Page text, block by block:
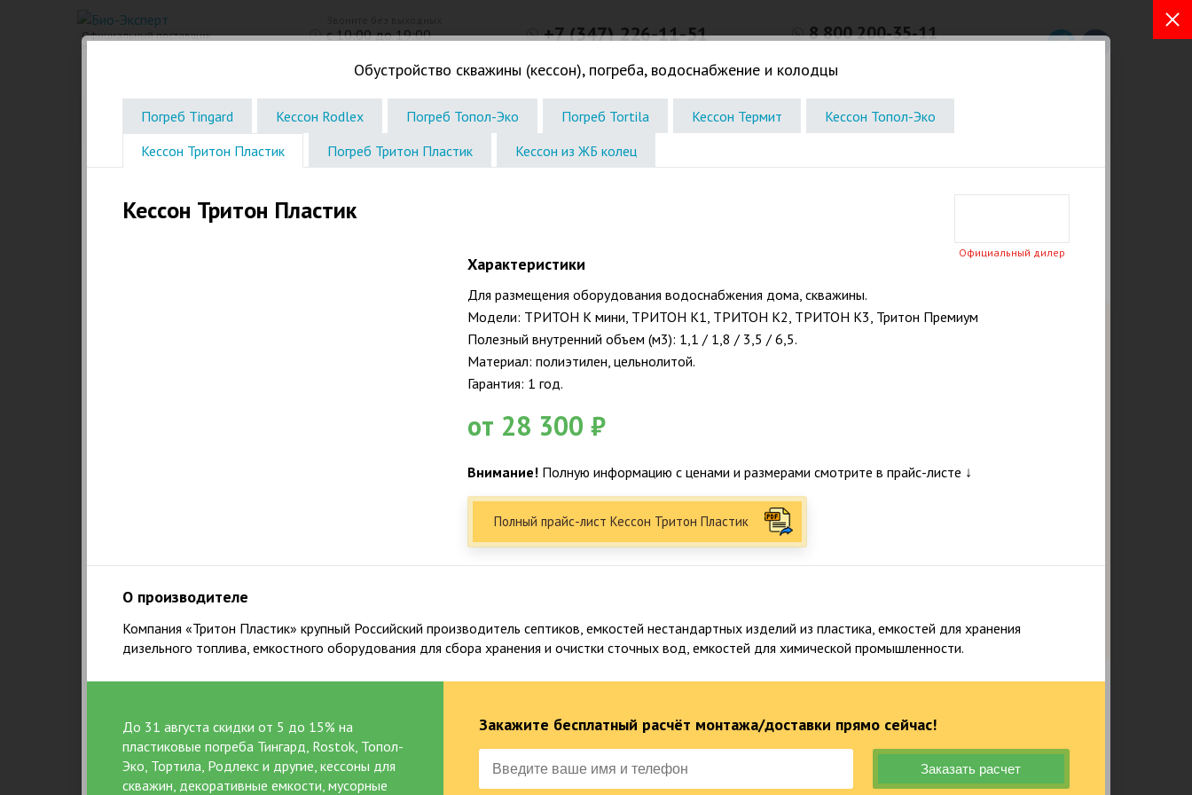
Подтверждаю ознакомление и даю
Политика конфиденциальности
Официальный поставщик
с 10:00 до 19:00 +7 (347) 226-11-51 8 800 200-35-11
регионов РФ
Био Станции Пластиковые септики. Емкости Погреба. Кессоны Жироловки. КНС. Дачное Водоочистка. Услуги Отзывы
НАШ ПРИНЦИП 15 25 218
Обустройство скважины (кессон), погреба, водоснабжение и колодцы
Погреб Tingard Кессон Rodlex Погреб Топол-Эко Погреб Tortila Кессон Термит
Кессон Топол-Эко
Кессон Тритон Пластик
Погреб Тритон Пластик Кессон из ЖБ колец
Кессон Тритон Пластик
Официальный дилер
Характеристики
Для размещения оборудования водоснабжения дома, скважины.
Модели: ТРИТОН К мини, ТРИТОН К1, ТРИТОН К2, ТРИТОН К3, Тритон Премиум
Полезный внутренний объем (м3): 1,1 / 1,8 / 3,5 / 6,5.
Материал: полиэтилен, цельнолитой.
Гарантия: 1 год.
от 28 300 ₽
Внимание! Полную информацию с ценами и размерами смотрите в прайс-листе ↓
Полный прайс-лист Кессон Тритон Пластик
О производителе
Компания «Тритон Пластик» крупный Российский производитель септиков, емкостей нестандартных изделий из пластика, емкостей для хранения
дизельного топлива, емкостного оборудования для сбора хранения и очистки сточных вод, емкостей для химической промышленности.
До 31 августа скидки от 5 до 15% на
пластиковые погреба Тингард, Rostok, Топол-
Эко, Тортила, Родлекс и другие, кессоны для
скважин, декоративные емкости, мусорные
Закажите бесплатный расчёт монтажа/доставки прямо сейчас!